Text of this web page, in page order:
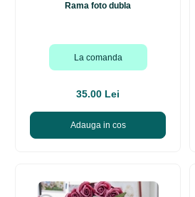
Rama foto dubla
La comanda
35.00 Lei
Adauga in cos